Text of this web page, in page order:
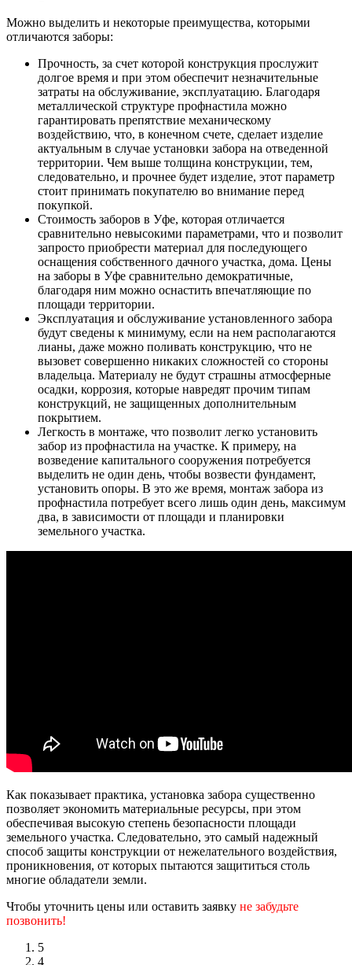
Можно выделить и некоторые преимущества, которыми
отличаются заборы:
Прочность, за счет которой конструкция прослужит
долгое время и при этом обеспечит незначительные
затраты на обслуживание, эксплуатацию. Благодаря
металлической структуре профнастила можно
гарантировать препятствие механическому
воздействию, что, в конечном счете, сделает изделие
актуальным в случае установки забора на отведенной
территории. Чем выше толщина конструкции, тем,
следовательно, и прочнее будет изделие, этот параметр
стоит принимать покупателю во внимание перед
покупкой.
Стоимость заборов в Уфе, которая отличается
сравнительно невысокими параметрами, что и позволит
запросто приобрести материал для последующего
оснащения собственного дачного участка, дома. Цены
на заборы в Уфе сравнительно демократичные,
благодаря ним можно оснастить впечатляющие по
площади территории.
Эксплуатация и обслуживание установленного забора
будут сведены к минимуму, если на нем располагаются
лианы, даже можно поливать конструкцию, что не
вызовет совершенно никаких сложностей со стороны
владельца. Материалу не будут страшны атмосферные
осадки, коррозия, которые навредят прочим типам
конструкций, не защищенных дополнительным
покрытием.
Легкость в монтаже, что позволит легко установить
забор из профнастила на участке. К примеру, на
возведение капитального сооружения потребуется
выделить не один день, чтобы возвести фундамент,
установить опоры. В это же время, монтаж забора из
профнастила потребует всего лишь один день, максимум
два, в зависимости от площади и планировки
земельного участка.
Как показывает практика, установка забора существенно
позволяет экономить материальные ресурсы, при этом
обеспечивая высокую степень безопасности площади
земельного участка. Следовательно, это самый надежный
способ защиты конструкции от нежелательного воздействия,
проникновения, от которых пытаются защититься столь
многие обладатели земли.
Чтобы уточнить цены или оставить заявку не забудьте
позвонить!
5
4